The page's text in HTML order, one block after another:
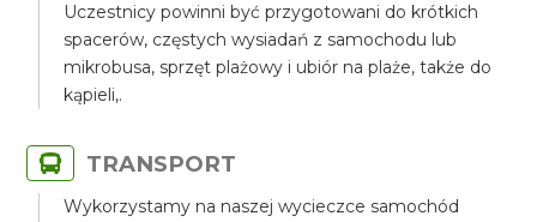
Uczestnicy powinni być przygotowani do krótkich
spacerów, częstych wysiadań z samochodu lub
mikrobusa, sprzęt plażowy i ubiór na plaże, także do
kąpieli,.
TRANSPORT
Wykorzystamy na naszej wycieczce samochód